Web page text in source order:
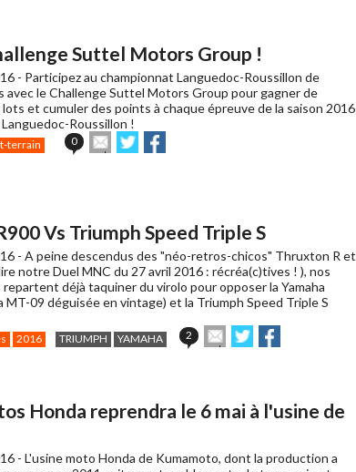
ami
Suttel Motors Group !
- Participez au championnat Languedoc-Roussillon de
avec le Challenge Suttel Motors Group pour gagner de
et cumuler des points à chaque épreuve de la saison 2016
Roussillon !
terrain 0
Envoyer
cet
Partager
sur sur
Vs Triumph Speed Triple S
- A peine descendus des "néo-retros-chicos" Thruxton R et
notre Duel MNC du 27 avril 2016 : récréa(c)tives ! ), nos
repartent déjà taquiner du virolo pour opposer la Yamaha
MT-09 déguisée en vintage) et la Triumph Speed Triple S
2016 TRIUMPH YAMAHA 2
Envoyer
cet
ami
Partager
sur sur
Honda reprendra le 6 mai à l'usine de
- L'usine moto Honda de Kumamoto, dont la production a